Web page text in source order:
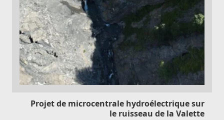
Projet de microcentrale hydroélectrique sur
le ruisseau de la Valette